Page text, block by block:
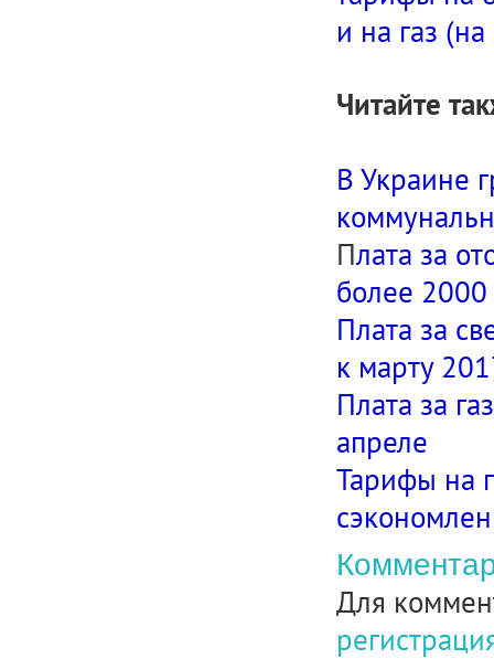
и на газ
Читайте
В Украине
Плата за
более 2000
Плата за
к марту
Плата за
апреле
Тарифы на
Для